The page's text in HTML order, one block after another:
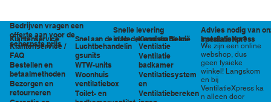
Klantenservice
Klantenservice /
FAQ
Bestellen en
betaalmethoden
Bezorgen en
retourneren
Bedrijven vragen een
offerte aan voor de
scherpste prijs
Snelle levering
in Nederland en België
Advies nodig van
specialisten?
Snel aan de slag
Luchtbehandelin
gsunits
WTW-units
Woonhuis
ventilatiebox
Toilet- en
Kennisbank en
tools
Ventilatie
Ventilatie
badkamer
Ventilatiesystem
en
Ventilatiebereken
We zijn een online
webshop, dus
geen fysieke
winkel! Langskom
en bij
VentilatieXpress ka
n alleen door
InstallatieXpress